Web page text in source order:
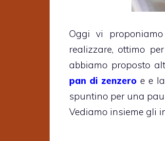
Oggi vi
realizzare, ottimo
abbiamo proposto
pan di zenzero e e la
spuntino per una
Vediamo insieme gli